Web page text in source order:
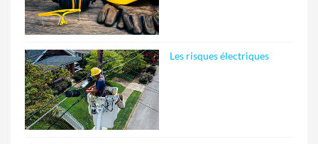
Les risques électriques